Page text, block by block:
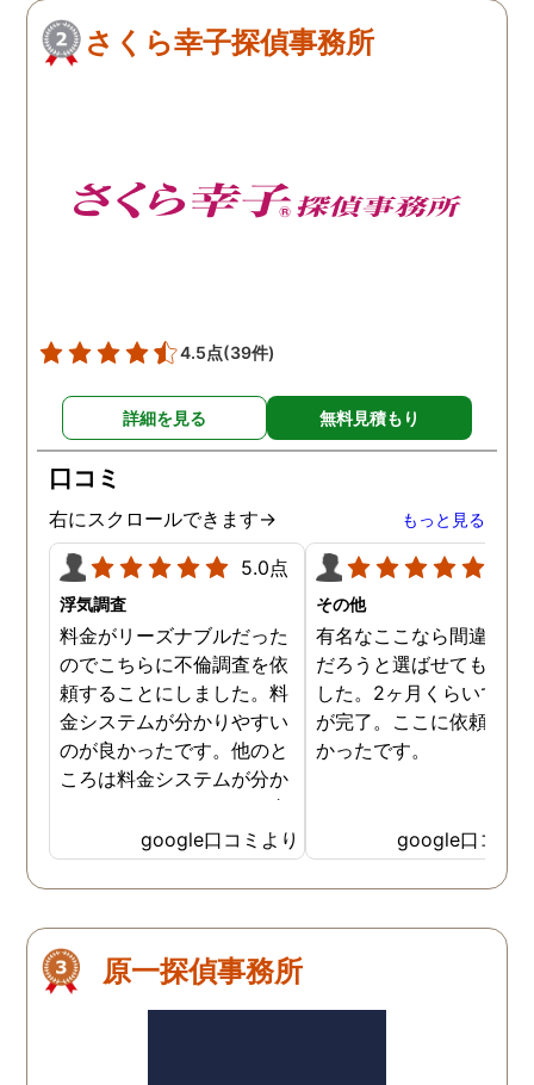
さくら幸子探偵事務所
4.5点(39件)
詳細を見る 無料見積もり
口コミ
右にスクロールできます→ もっと見る
5.0点
浮気調査
料金がリーズナブルだった
のでこちらに不倫調査を依
頼することにしました。料
金システムが分かりやすい
のが良かったです。他のと
ころは料金システムが分か
りづらくて、どれだけお金
がかかるか分からず不安だ
ったので、こちらで安心し
ました。 ありがとうござい
google口コミより
その他
有名なここなら間違いな
だろうと選ばせてもらい
した。2ヶ月くらいで調
が完了。ここに依頼して
かったです。
google口コミ
原一探偵事務所